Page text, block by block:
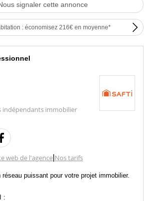
signaler cette annonce
: économisez 216€ en moyenne*
indépendants immobilier
web de l'agence| Nos tarifs
puissant pour votre projet immobilier.
: